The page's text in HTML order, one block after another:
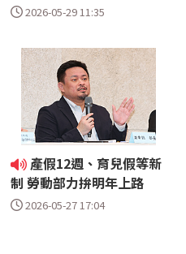
2026-05-29 11:35
產假12週、育兒假等新
制 勞動部力拚明年上路
2026-05-27 17:04